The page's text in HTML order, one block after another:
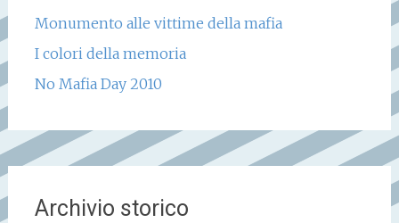
Monumento alle vittime della mafia
I colori della memoria
No Mafia Day 2010
Archivio storico